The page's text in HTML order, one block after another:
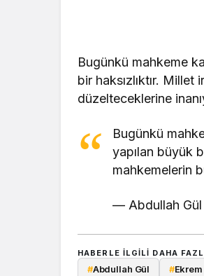
Bugünkü mahkeme
bir haksızlıktır.
düzelteceklerine
Bugünkü
yapılan büyük
mahkemelerin
— Abdullah Gül
HABERLE ILGILI DAHA
#Abdullah Gül #